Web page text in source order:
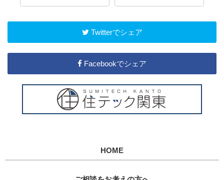
Twitterでシェア
Facebookでシェア
HOME